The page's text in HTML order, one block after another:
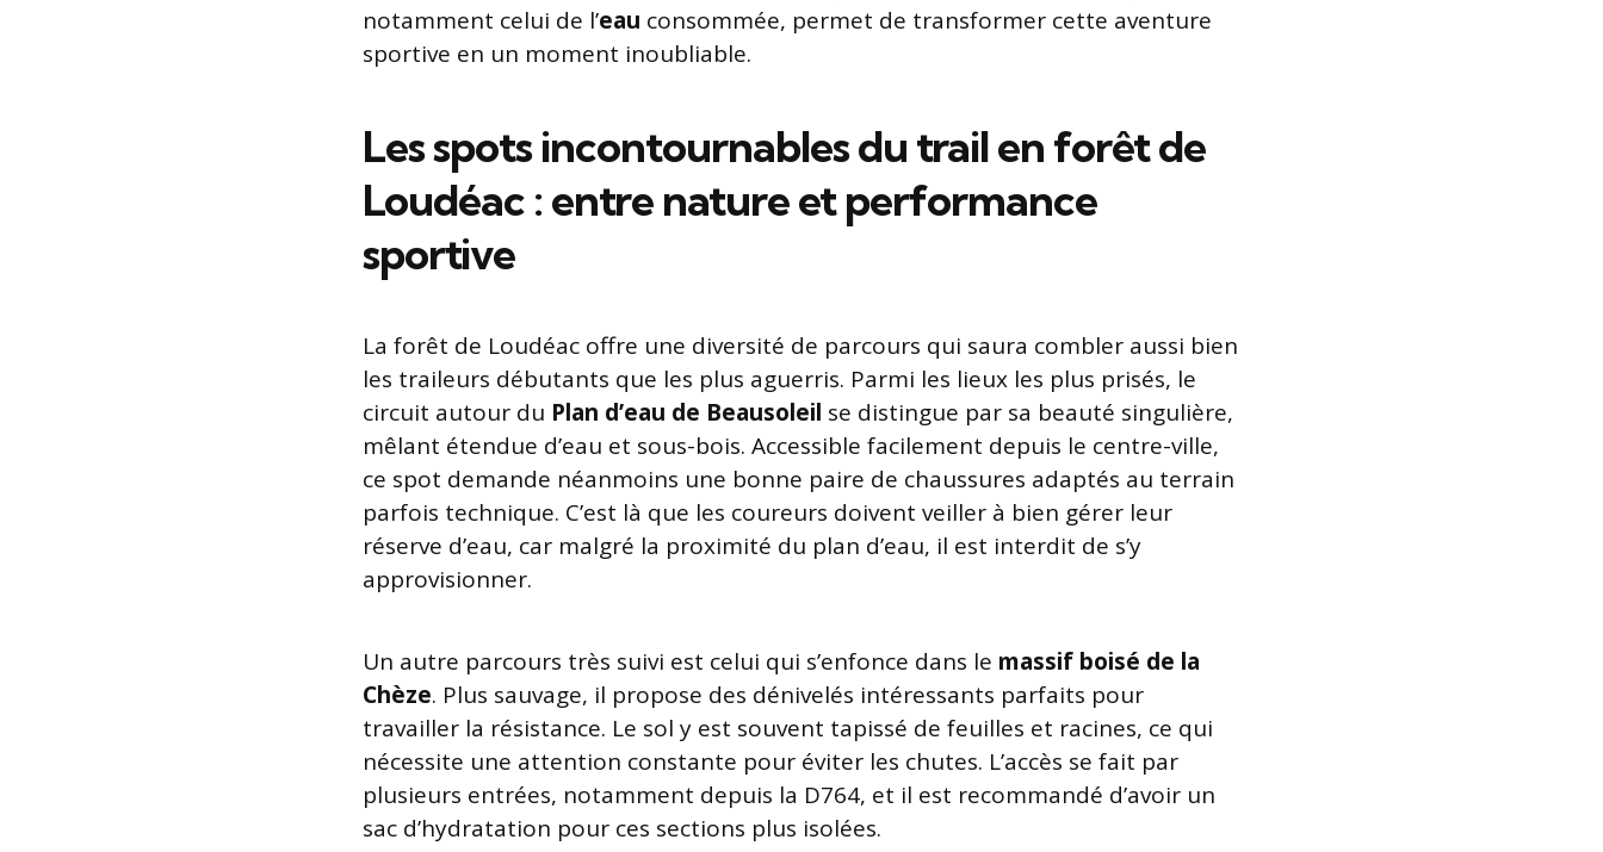
notamment celui de l’eau consommée, permet de transformer cette aventure
sportive en un moment inoubliable.
Les spots incontournables du trail en forêt de
Loudéac : entre nature et performance
sportive
La forêt de Loudéac offre une diversité de parcours qui saura combler aussi bien
les traileurs débutants que les plus aguerris. Parmi les lieux les plus prisés, le
circuit autour du Plan d’eau de Beausoleil se distingue par sa beauté singulière,
mêlant étendue d’eau et sous-bois. Accessible facilement depuis le centre-ville,
ce spot demande néanmoins une bonne paire de chaussures adaptés au terrain
parfois technique. C’est là que les coureurs doivent veiller à bien gérer leur
réserve d’eau, car malgré la proximité du plan d’eau, il est interdit de s’y
approvisionner.
Un autre parcours très suivi est celui qui s’enfonce dans le massif boisé de la
Chèze. Plus sauvage, il propose des dénivelés intéressants parfaits pour
travailler la résistance. Le sol y est souvent tapissé de feuilles et racines, ce qui
nécessite une attention constante pour éviter les chutes. L’accès se fait par
plusieurs entrées, notamment depuis la D764, et il est recommandé d’avoir un
sac d’hydratation pour ces sections plus isolées.